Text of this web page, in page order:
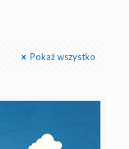
Pokaż wszystko